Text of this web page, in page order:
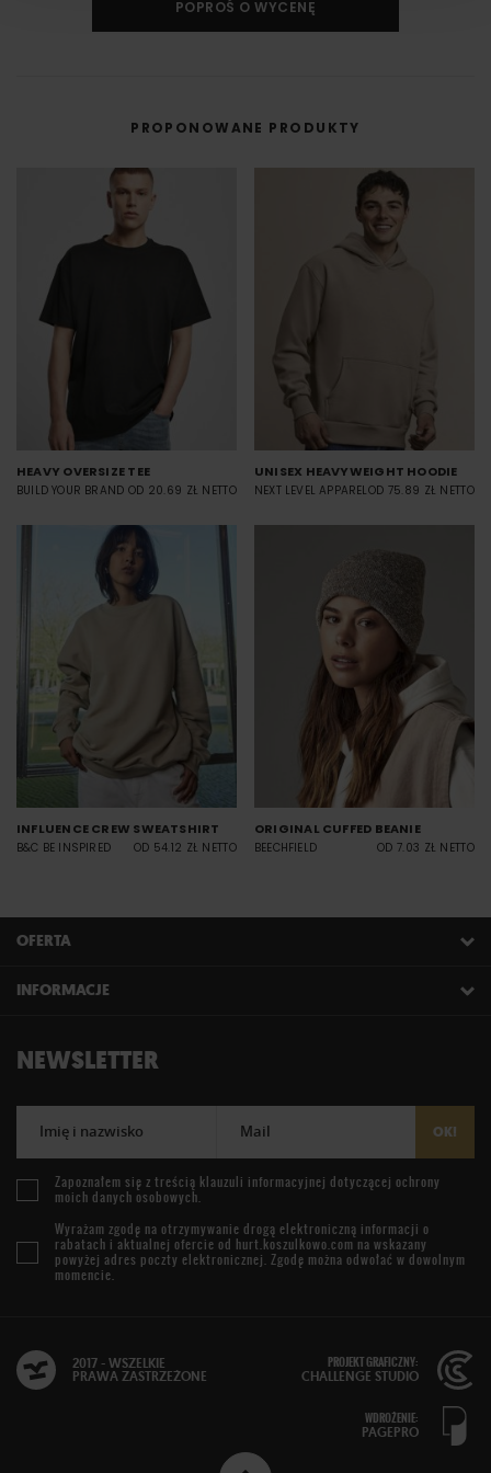
POPROŚ O WYCENĘ
PROPONOWANE PRODUKTY
HEAVY OVERSIZE TEE
BUILD YOUR BRAND OD 20.69 ZŁ NETTO
UNISEX HEAVYWEIGHT HOODIE
NEXT LEVEL APPARELOD 75.89 ZŁ NETTO
INFLUENCE CREW SWEATSHIRT
B&C BE INSPIRED OD 54.12 ZŁ NETTO
ORIGINAL CUFFED BEANIE
BEECHFIELD OD 7.03 ZŁ NETTO
OFERTA
INFORMACJE
NEWSLETTER
Imię i nazwisko Mail OK!
Zapoznałem się z treścią klauzuli informacyjnej dotyczącej ochrony
moich danych osobowych.
Wyrażam zgodę na otrzymywanie drogą elektroniczną informacji o
rabatach i aktualnej ofercie od hurt.koszulkowo.com na wskazany
powyżej adres poczty elektronicznej. Zgodę można odwołać w dowolnym
momencie.
2017 - WSZELKIE
PRAWA ZASTRZEŻONE
PROJEKT GRAFICZNY:
CHALLENGE STUDIO
WDROŻENIE:
PAGEPRO